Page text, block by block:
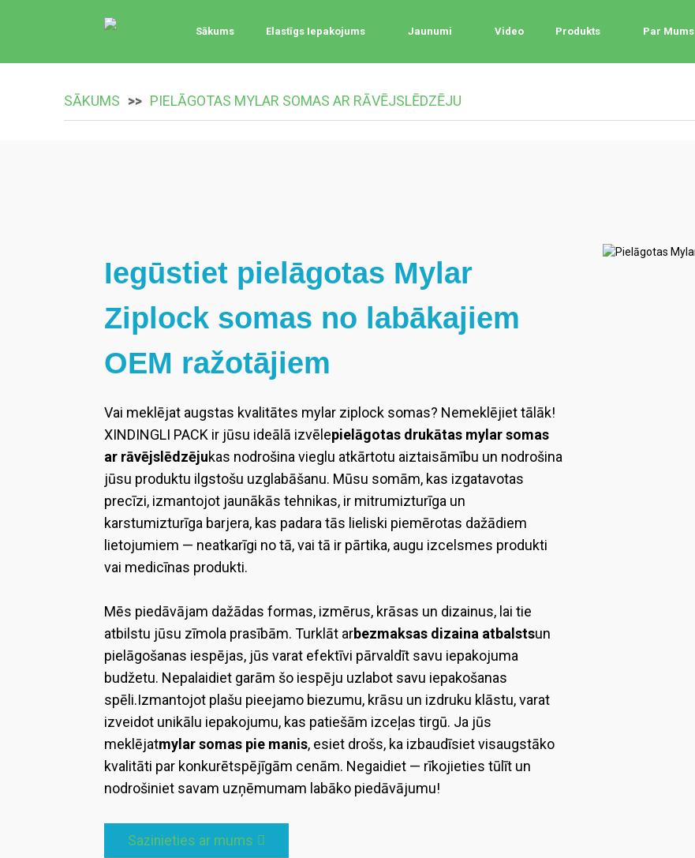
Sākums Elastīgs Iepakojums Jaunumi Video Produkts Par Mums
SĀKUMS PIELĀGOTAS MYLAR SOMAS AR RĀVĒJSLĒDZĒJU
Iegūstiet pielāgotas Mylar
Ziplock somas no labākajiem
OEM ražotājiem
Vai meklējat augstas kvalitātes mylar ziplock somas? Nemeklējiet tālāk!
XINDINGLI PACK ir jūsu ideālā izvēlepielāgotas drukātas mylar somas
ar rāvējslēdzējukas nodrošina vieglu atkārtotu aiztaisāmību un nodrošina
jūsu produktu ilgstošu uzglabāšanu. Mūsu somām, kas izgatavotas
precīzi, izmantojot jaunākās tehnikas, ir mitrumizturīga un
karstumizturīga barjera, kas padara tās lieliski piemērotas dažādiem
lietojumiem — neatkarīgi no tā, vai tā ir pārtika, augu izcelsmes produkti
vai medicīnas produkti.
Mēs piedāvājam dažādas formas, izmērus, krāsas un dizainus, lai tie
atbilstu jūsu zīmola prasībām. Turklāt arbezmaksas dizaina atbalstsun
pielāgošanas iespējas, jūs varat efektīvi pārvaldīt savu iepakojuma
budžetu. Nepalaidiet garām šo iespēju uzlabot savu iepakošanas
spēli.Izmantojot plašu pieejamo biezumu, krāsu un izdruku klāstu, varat
izveidot unikālu iepakojumu, kas patiešām izceļas tirgū. Ja jūs
meklējatmylar somas pie manis, esiet drošs, ka izbaudīsiet visaugstāko
kvalitāti par konkurētspējīgām cenām. Negaidiet — rīkojieties tūlīt un
nodrošiniet savam uzņēmumam labāko piedāvājumu!
Sazinieties ar mums